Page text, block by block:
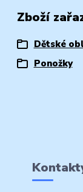
Zboží
Dětské
Ponožky